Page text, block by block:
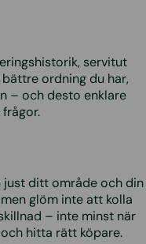
servitut
ordning du har,
– och desto enklare
just ditt område och din
glöm inte att kolla
– inte minst när
hitta rätt köpare.